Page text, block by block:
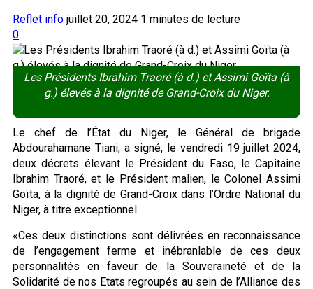
Reflet info juillet 20, 2024 1 minutes de lecture
0
Les Présidents Ibrahim Traoré (à d.) et Assimi Goïta (à
g.) élevés à la dignité de Grand-Croix du Niger.
Le chef de l’État du Niger, le Général de brigade
Abdourahamane Tiani, a signé, le vendredi 19 juillet 2024,
deux décrets élevant le Président du Faso, le Capitaine
Ibrahim Traoré, et le Président malien, le Colonel Assimi
Goïta, à la dignité de Grand-Croix dans l’Ordre National du
Niger, à titre exceptionnel.
«Ces deux distinctions sont délivrées en reconnaissance
de l’engagement ferme et inébranlable de ces deux
personnalités en faveur de la Souveraineté et de la
Solidarité de nos Etats regroupés au sein de l’Alliance des